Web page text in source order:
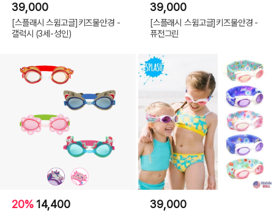
39,000
[스플래시 스윔고글]키즈물안경 -
갤럭시 (3세-성인)
39,000
[스플래시 스윔고글]키즈물안경 -
퓨전그린
20% 14,400 39,000